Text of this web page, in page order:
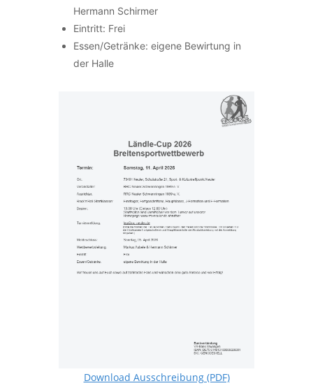
Hermann Schirmer
Eintritt: Frei
Essen/Getränke: eigene Bewirtung in
der Halle
Download Ausschreibung (PDF)